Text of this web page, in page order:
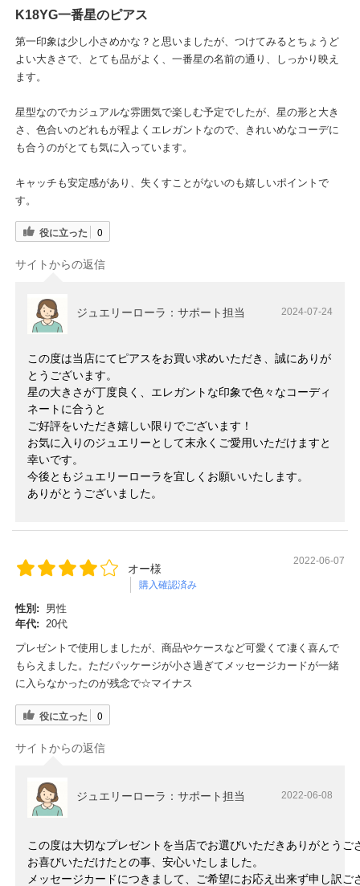
K18YG一番星のピアス
第一印象は少し小さめかな？と思いましたが、つけてみるとちょうど
よい大きさで、とても品がよく、一番星の名前の通り、しっかり映え
ます。
星型なのでカジュアルな雰囲気で楽しむ予定でしたが、星の形と大き
さ、色合いのどれもが程よくエレガントなので、きれいめなコーデに
も合うのがとても気に入っています。
キャッチも安定感があり、失くすことがないのも嬉しいポイントで
す。
役に立った 0
サイトからの返信
ジュエリーローラ：サポート担当 2024-07-24
この度は当店にてピアスをお買い求めいただき、誠にありが
とうございます。
星の大きさが丁度良く、エレガントな印象で色々なコーディ
ネートに合うと
ご好評をいただき嬉しい限りでございます！
お気に入りのジュエリーとして末永くご愛用いただけますと
幸いです。
今後ともジュエリーローラを宜しくお願いいたします。
ありがとうございました。
オー様
購入確認済み
2022-06-07
性別:
男性
年代: 20代
プレゼントで使用しましたが、商品やケースなど可愛くて凄く喜んで
もらえました。ただパッケージが小さ過ぎてメッセージカードが一緒
に入らなかったのが残念で☆マイナス
役に立った 0
サイトからの返信
ジュエリーローラ：サポート担当 2022-06-08
この度は大切なプレゼントを当店でお選びいただきありがとうご
お喜びいただけたとの事、安心いたしました。
メッセージカードにつきまして、ご希望にお応え出来ず申し訳ご